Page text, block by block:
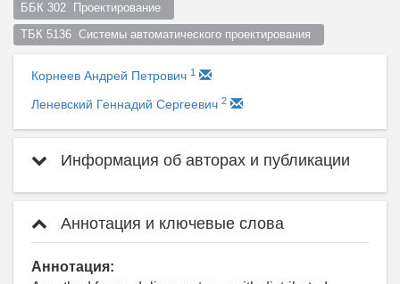
ББК 302  Проектирование
ТБК 5136  Системы автоматического проектирования
Корнеев Андрей Петрович 1
Леневский Геннадий Сергеевич 2
Информация об авторах и публикации
Аннотация и ключевые слова
Аннотация: